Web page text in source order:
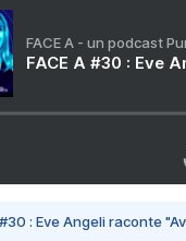
FACE A - un podcast
FACE A #30 : Eve
#30 : Eve Angeli raconte